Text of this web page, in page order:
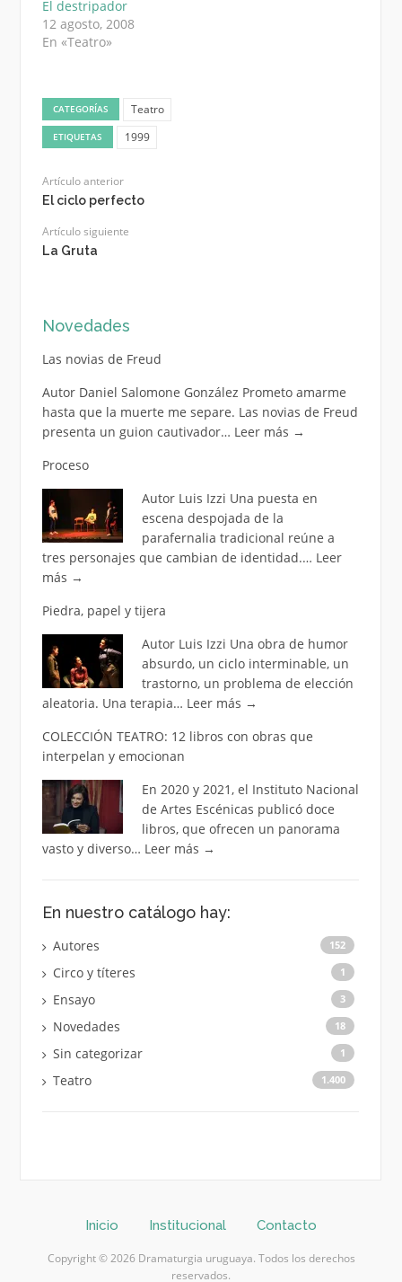
El destripador
12 agosto, 2008
En «Teatro»
CATEGORÍAS Teatro
ETIQUETAS 1999
Artículo anterior
El ciclo perfecto
Artículo siguiente
La Gruta
Novedades
Las novias de Freud
Autor Daniel Salomone González Prometo amarme
hasta que la muerte me separe. Las novias de Freud
presenta un guion cautivador… Leer más →
Proceso
Autor Luis Izzi Una puesta en
escena despojada de la
parafernalia tradicional reúne a
tres personajes que cambian de identidad.… Leer
más →
Piedra, papel y tijera
Autor Luis Izzi Una obra de humor
absurdo, un ciclo interminable, un
trastorno, un problema de elección
aleatoria. Una terapia… Leer más →
COLECCIÓN TEATRO: 12 libros con obras que
interpelan y emocionan
En 2020 y 2021, el Instituto Nacional
de Artes Escénicas publicó doce
libros, que ofrecen un panorama
vasto y diverso… Leer más →
En nuestro catálogo hay:
Autores 152
Circo y títeres 1
Ensayo 3
Novedades 18
Sin categorizar 1
Teatro 1.400
Inicio Institucional Contacto
Copyright © 2026 Dramaturgia uruguaya. Todos los derechos
reservados.